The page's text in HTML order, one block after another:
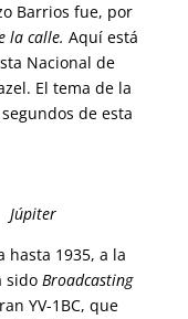
Barrios fue, por
la calle. Aquí está
Nacional de
El tema de la
de esta
Júpiter
hasta 1935, a la
sido Broadcasting
YV-1BC, que